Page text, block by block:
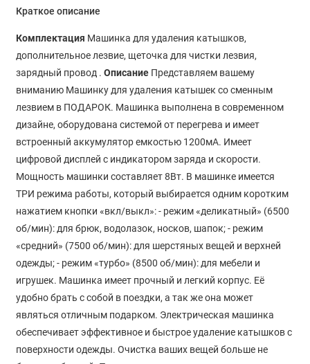
Краткое описание
Комплектация Машинка для удаления катышков,
дополнительное лезвие, щеточка для чистки лезвия,
зарядный провод . ОписаниеПредставляем вашему
вниманию Машинку для удаления катышек со сменным
лезвием в ПОДАРОК. Машинка выполнена в современном
дизайне, оборудована системой от перегрева и имеет
встроенный аккумулятор емкостью 1200мА. Имеет
цифровой дисплей с индикатором заряда и скорости.
Мощность машинки составляет 8Вт. В машинке имеется
ТРИ режима работы, который выбирается одним коротким
нажатием кнопки «вкл/выкл»: - режим «деликатный» (6500
об/мин): для брюк, водолазок, носков, шапок; - режим
«средний» (7500 об/мин): для шерстяных вещей и верхней
одежды; - режим «турбо» (8500 об/мин): для мебели и
игрушек. Машинка имеет прочный и легкий корпус. Её
удобно брать с собой в поездки, а так же она может
являться отличным подарком. Электрическая машинка
обеспечивает эффективное и быстрое удаление катышков с
поверхности одежды. Очистка ваших вещей больше не